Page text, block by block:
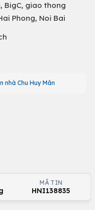
BigC, giao thong
Phong, Noi Bai
nhà Chu Huy Mân
MÃ TIN
HNI138835